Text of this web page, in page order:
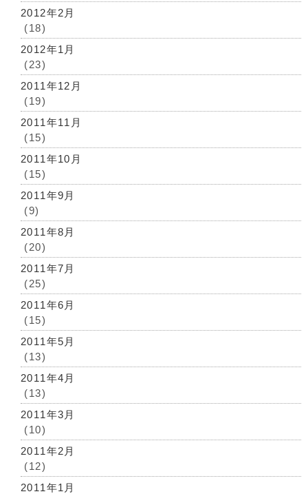
2012年2月
(18)
2012年1月
(23)
2011年12月
(19)
2011年11月
(15)
2011年10月
(15)
2011年9月
(9)
2011年8月
(20)
2011年7月
(25)
2011年6月
(15)
2011年5月
(13)
2011年4月
(13)
2011年3月
(10)
2011年2月
(12)
2011年1月